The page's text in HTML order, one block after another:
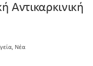
Αντικαρκινική
, Νέα